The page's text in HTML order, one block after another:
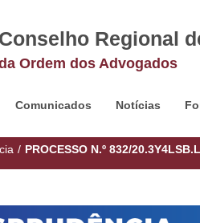
Conselho Regional
Ordem dos Advogados
Comunicados Notícias
/ PROCESSO N.º 832/